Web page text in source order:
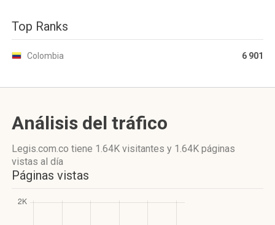
Top Ranks
Colombia 6 901
Análisis del tráfico
Legis.com.co tiene 1.64K visitantes y 1.64K páginas
vistas al día
Páginas vistas